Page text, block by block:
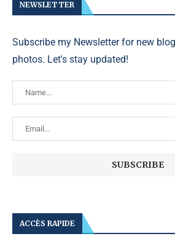
NEWSLETTER
Subscribe my Newsletter for new
photos. Let's stay updated!
ACCÈS RAPIDE